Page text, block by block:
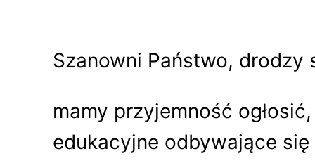
Szanowni Państwo, drodzy
mamy przyjemność
edukacyjne odbywające